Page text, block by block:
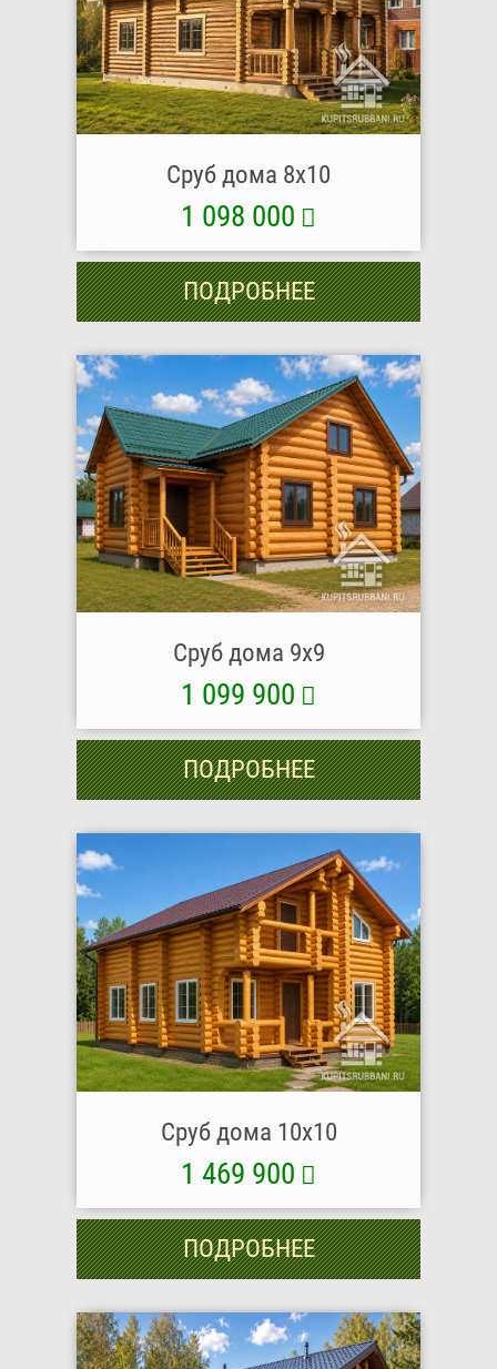
Сруб дома 8х10
1 098 000
ПОДРОБНЕЕ
Сруб дома 9x9
1 099 900
ПОДРОБНЕЕ
Сруб дома 10х10
1 469 900
ПОДРОБНЕЕ